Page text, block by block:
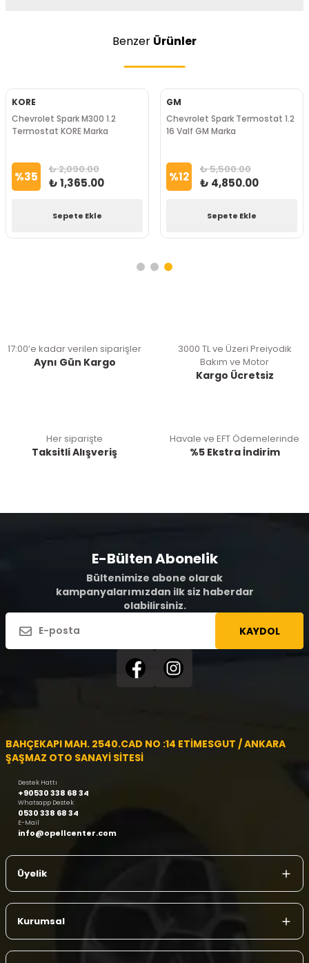
Benzer Ürünler
KORE
Chevrolet Spark M300 1.2
Termostat KORE Marka
%35 ₺ 2,090.00
₺ 1,365.00
Sepete Ekle
GM
Chevrolet Spark Termostat 1.2
16 Valf GM Marka
%12 ₺ 5,500.00
₺ 4,850.00
Sepete Ekle
17:00’e kadar verilen siparişler
Aynı Gün Kargo
3000 TL ve Üzeri Preiyodik
Bakım ve Motor
Kargo Ücretsiz
Her siparişte
Taksitli Alışveriş
Havale ve EFT Ödemelerinde
%5 Ekstra İndirim
E-Bülten Abonelik
Bültenimize abone olarak
kampanyalarımızdan ilk siz haberdar
olabilirsiniz.
KAYDOL
BAHÇEKAPI MAH. 2540.CAD NO :14 ETİMESGUT / ANKARA
ŞAŞMAZ OTO SANAYİ SİTESİ
Destek Hattı
+90530 338 68 34
Whatsapp Destek
0530 338 68 34
E-Mail
info@opellcenter.com
Üyelik
Kurumsal